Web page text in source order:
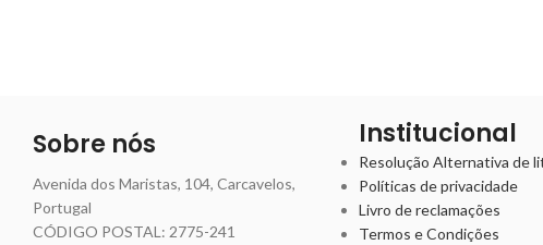
Sobre nós
Avenida dos Maristas, 104, Carcavelos,
Portugal
CÓDIGO POSTAL: 2775-241
Institucional
Resolução Alternativa de
Políticas de privacidade
Livro de reclamações
Termos e Condições